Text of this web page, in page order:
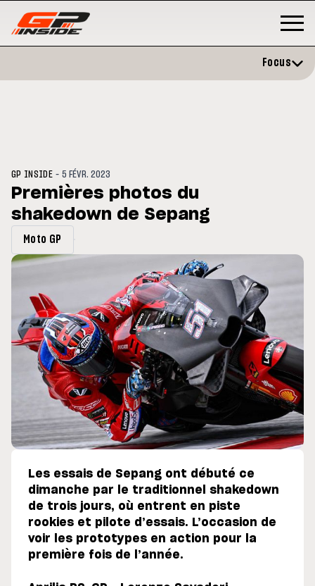
du GP de Grande-
MOTO GP
Focus
GP INSIDE -5 FÉVR. 2023
Premières photos du
shakedown de Sepang
Moto GP
Les essais de Sepang ont débuté ce
dimanche par le traditionnel shakedown
de trois jours, où entrent en piste
rookies et pilote d’essais. L’occasion de
voir les prototypes en action pour la
première fois de l’année.